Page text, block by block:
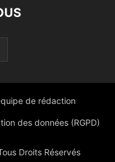
de rédaction
des données (RGPD)
Droits Réservés